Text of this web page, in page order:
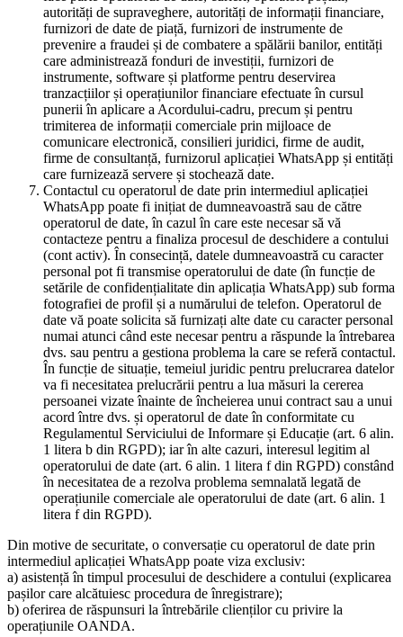
autorități de supraveghere, autorități de informații financiare,
furnizori de date de piață, furnizori de instrumente de
prevenire a fraudei și de combatere a spălării banilor, entități
care administrează fonduri de investiții, furnizori de
instrumente, software și platforme pentru deservirea
tranzacțiilor și operațiunilor financiare efectuate în cursul
punerii în aplicare a Acordului-cadru, precum și pentru
trimiterea de informații comerciale prin mijloace de
comunicare electronică, consilieri juridici, firme de audit,
firme de consultanță, furnizorul aplicației WhatsApp și entități
care furnizează servere și stochează date.
Contactul cu operatorul de date prin intermediul aplicației
WhatsApp poate fi inițiat de dumneavoastră sau de către
operatorul de date, în cazul în care este necesar să vă
contacteze pentru a finaliza procesul de deschidere a contului
(cont activ). În consecință, datele dumneavoastră cu caracter
personal pot fi transmise operatorului de date (în funcție de
setările de confidențialitate din aplicația WhatsApp) sub forma
fotografiei de profil și a numărului de telefon. Operatorul de
date vă poate solicita să furnizați alte date cu caracter personal
numai atunci când este necesar pentru a răspunde la întrebarea
dvs. sau pentru a gestiona problema la care se referă contactul.
În funcție de situație, temeiul juridic pentru prelucrarea datelor
va fi necesitatea prelucrării pentru a lua măsuri la cererea
persoanei vizate înainte de încheierea unui contract sau a unui
acord între dvs. și operatorul de date în conformitate cu
Regulamentul Serviciului de Informare și Educație (art. 6 alin.
1 litera b din RGPD); iar în alte cazuri, interesul legitim al
operatorului de date (art. 6 alin. 1 litera f din RGPD) constând
în necesitatea de a rezolva problema semnalată legată de
operațiunile comerciale ale operatorului de date (art. 6 alin. 1
litera f din RGPD).
Din motive de securitate, o conversație cu operatorul de date prin
intermediul aplicației WhatsApp poate viza exclusiv:
a) asistență în timpul procesului de deschidere a contului (explicarea
pașilor care alcătuiesc procedura de înregistrare);
b) oferirea de răspunsuri la întrebările clienților cu privire la
operațiunile OANDA.